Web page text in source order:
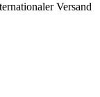
Versand